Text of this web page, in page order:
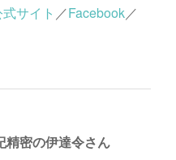
サイト ／Facebook／
精密の伊達令さん